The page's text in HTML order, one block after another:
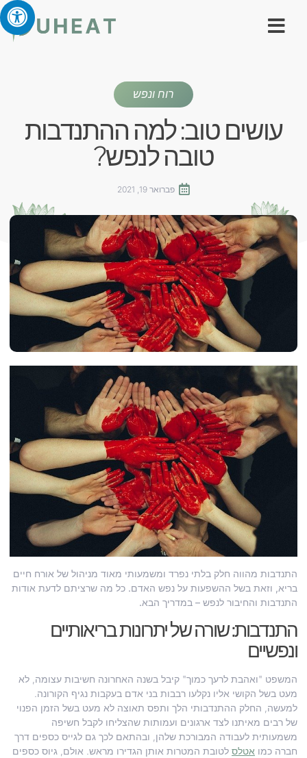
רוח ונפש
עושים טוב: למה ההתנדבות
טובה לנפש?
פברואר 19, 2021
התנדבות מהווה חלק בלתי נפרד ומשמעותי מאוד מניהול של אורח חיים
בריא, וזאת בשל ההשפעות על נפש האדם. כל מה שרציתם לדעת אודות
התנדבות והחיבור לנפש – במדריך הבא.
התנדבות: שורה של יתרונות בריאותיים
ונפשיים
המשפט "ואהבת לרעך כמוך" קיבל בשנה האחרונה חשיבות עצומה, לא
מעט בשל הקושי אליו נקלעו רבבות בני אדם בעקבות נגיף הקורונה.
למעשה, החלק ההתנדבותי הלך ותפס תאוצה לא מעט בשל הזמן הפנוי
של רבים מאיתנו לצד ארגונים ועמותות שהצליחו לקבל חשיפה
משמעותית לעבודה המבורכת שלהן, ובהתאם לכך גם לגייס כספים דרך
חברה כמו אטלס לטובת המטרות אותן הגדירו מראש. אולם, גיוס כספים